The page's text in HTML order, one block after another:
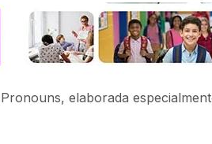
elaborada